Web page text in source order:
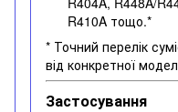
R410A тощо.*
* Точний перелік
від конкретної
Застосування